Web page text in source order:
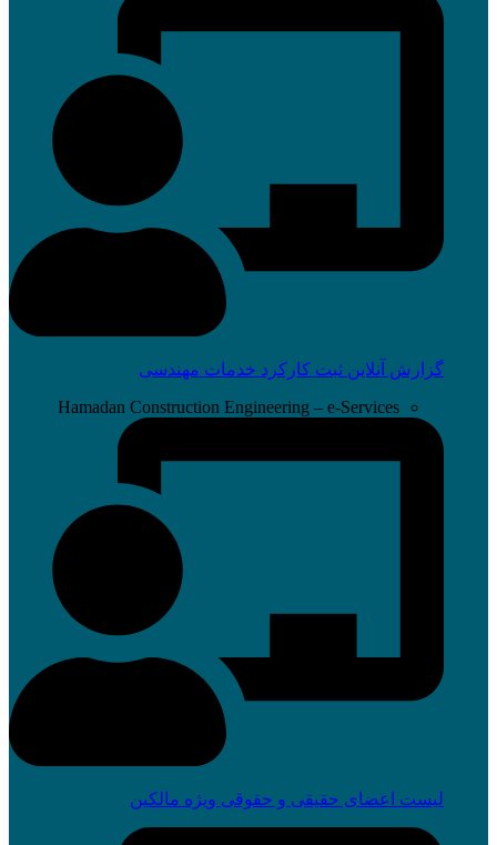
گزارش آنلاین ثبت کارکرد خدمات مهندسی
Hamadan Construction Engineering – e-Services
لیست اعضای حقیقی و حقوقی ویژه مالکین